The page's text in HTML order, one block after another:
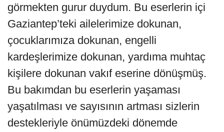
görmekten gurur duydum. Bu eserlerin içi
Gaziantep’teki ailelerimize dokunan,
çocuklarımıza dokunan, engelli
kardeşlerimize dokunan, yardıma muhtaç
kişilere dokunan vakıf eserine dönüşmüş.
Bu bakımdan bu eserlerin yaşaması
yaşatılması ve sayısının artması sizlerin
destekleriyle önümüzdeki dönemde